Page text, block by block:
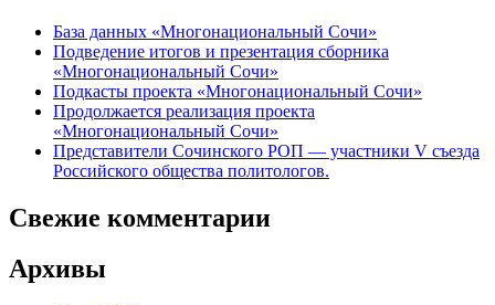
База данных «Многонациональный Сочи»
Подведение итогов и презентация сборника
«Многонациональный Сочи»
Подкасты проекта «Многонациональный Сочи»
Продолжается реализация проекта
«Многонациональный Сочи»
Представители Сочинского РОП — участники V съезда
Российского общества политологов.
Свежие комментарии
Архивы